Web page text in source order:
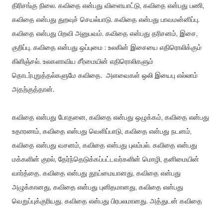
திரிசங்கு நிலை. கவிதை என்பது விளையாட்டு, கவிதை என்பது பணி,
கவிதை என்பது துறவுச் செயல்பாடு. கவிதை என்பது பாவமன்னிப்பு.
கவிதை என்பது பிறவி அனுபவம். கவிதை என்பது தரிசனம், இசை,
குறிப்பு. கவிதை என்பது ஒப்புமை : உலகின் இசையை எதிரொலிக்கும்
கிளிஞ்சல். உலகளாவிய சீர்மையின் எதிரொலிகளும்
தொடர்புறுத்தல்களுமே கவிதை. அளவைகள் ஒலி இயைபு எல்லாம்
அதற்குத்தான்.
கவிதை என்பது போதனை, கவிதை என்பது ஒழுக்கம், கவிதை என்பது
உதாரணம், கவிதை என்பது வெளிப்பாடு, கவிதை என்பது நடனம்,
கவிதை என்பது வசனம், கவிதை என்பது புலம்பல். கவிதை என்பது
மக்களின் குரல், தேர்ந்தெடுக்கப்பட்டவர்களின் மொழி, தனிமையின்
வார்த்தை. கவிதை என்பது தூய்மையானது, கவிதை என்பது
அழுக்கானது, கவிதை என்பது புனிதமானது, கவிதை என்பது
வெறுப்புக்குரியது, கவிதை என்பது பிரபலமானது. அத்துடன் கவிதை